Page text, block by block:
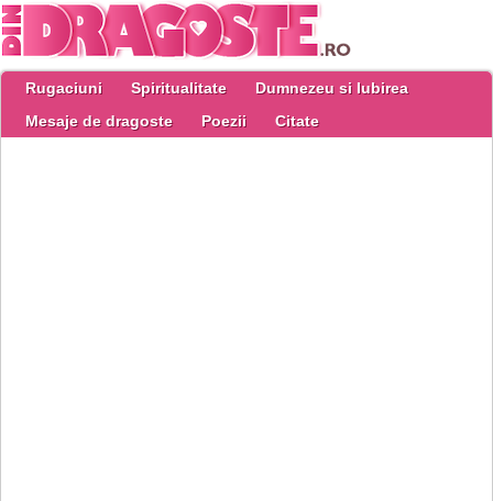
Rugaciuni Spiritualitate
Dumnezeu si Iubirea
Mesaje de dragoste
Poezii Citate